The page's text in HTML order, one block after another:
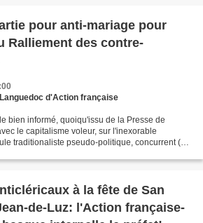
pour anti-mariage pour
Ralliement des contre-
d'Action française
bien informé, quoiqu'issu de la Presse de
le capitalisme voleur, sur l'inexorable
traditionaliste pseudo-politique, concurrent (à
à la fête de San
de-Luz: l'Action française-